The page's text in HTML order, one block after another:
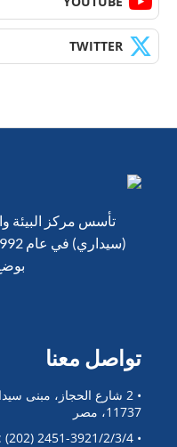
TWITTER
تأسس مركز البيئة
تواصل معنا
11737، مصر
• Tel: (202) 2451-3921/2/3/4